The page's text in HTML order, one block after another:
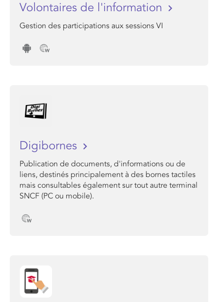
Volontaires de l'information
Gestion des participations aux sessions VI
Digibornes
Publication de documents, d'informations ou de
liens, destinés principalement à des bornes tactiles
mais consultables également sur tout autre terminal
SNCF (PC ou mobile).